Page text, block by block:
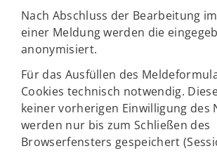
Nach Abschluss der Bearbeitung
einer Meldung werden die
anonymisiert.
Für das Ausfüllen des
Cookies technisch notwendig.
keiner vorherigen Einwilligung des
werden nur bis zum Schließen des
Browserfensters gespeichert